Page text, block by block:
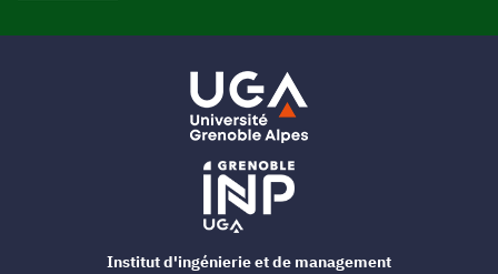
Institut d'ingénierie et de management